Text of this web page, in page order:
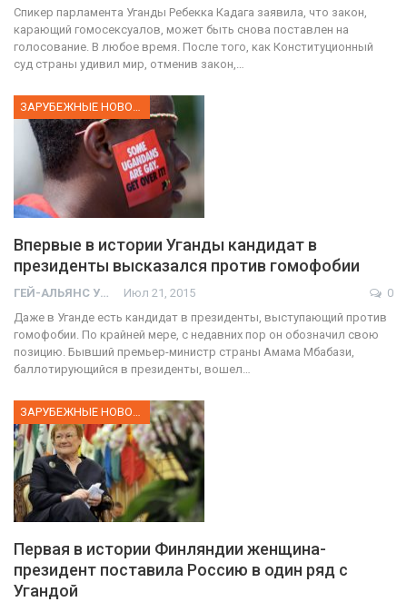
Спикер парламента Уганды Ребекка Кадага заявила, что закон,
карающий гомосексуалов, может быть снова поставлен на
голосование. В любое время. После того, как Конституционный
суд страны удивил мир, отменив закон,…
ЗАРУБЕЖНЫЕ НОВОСТИ
Впервые в истории Уганды кандидат в
президенты высказался против гомофобии
ГЕЙ-АЛЬЯНС УКРАИНА Июл 21, 2015
0
Даже в Уганде есть кандидат в президенты, выступающий против
гомофобии. По крайней мере, с недавних пор он обозначил свою
позицию. Бывший премьер-министр страны Амама Мбабази,
баллотирующийся в президенты, вошел…
Первая в истории Финляндии женщина-
президент поставила Россию в один ряд с
Угандой